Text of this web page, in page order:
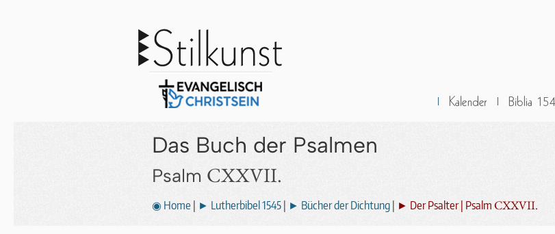
Das Buch der Psalmen
Psalm CXXVII.
◉ Home ► Lutherbibel 1545 ► Bücher der Dichtung ► Der Psalter | Psalm CXXVII.